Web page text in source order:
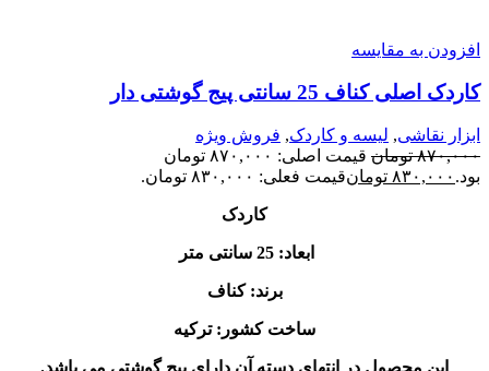
افزودن به مقایسه
کاردک اصلی کناف 25 سانتی پیج گوشتی دار
ابزار نقاشی, لیسه و کاردک, فروش ویژه
۸۷۰,۰۰۰ تومان
قیمت اصلی: ۸۷۰,۰۰۰ تومان
بود. ۸۳۰,۰۰۰ تومانقیمت فعلی: ۸۳۰,۰۰۰ تومان.
کاردک
ابعاد: 25 سانتی متر
برند: کناف
ساخت کشور: ترکیه